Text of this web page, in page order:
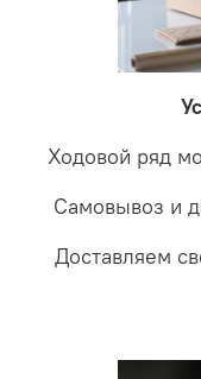
светильники на
проверки будет
соотношении с
LED светильники
забудете что такое
Ходовой ряд
Самовывоз и
Доставляем